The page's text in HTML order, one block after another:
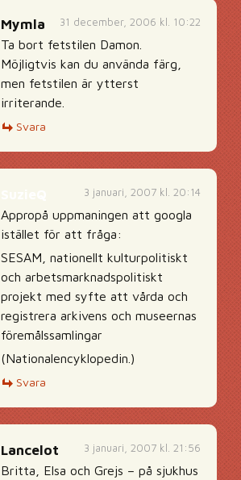
31 december, 2006 kl. 10:22
Mymla
Ta bort fetstilen Damon.
Möjligtvis kan du använda färg,
men fetstilen är ytterst
irriterande.
Svara
3 januari, 2007 kl. 20:14
Appropå uppmaningen att googla
istället för att fråga:
SESAM, nationellt kulturpolitiskt
och arbetsmarknadspolitiskt
projekt med syfte att vårda och
registrera arkivens och museernas
föremålssamlingar
(Nationalencyklopedin.)
Svara
3 januari, 2007 kl. 21:56
Lancelot
Britta, Elsa och Grejs – på sjukhus